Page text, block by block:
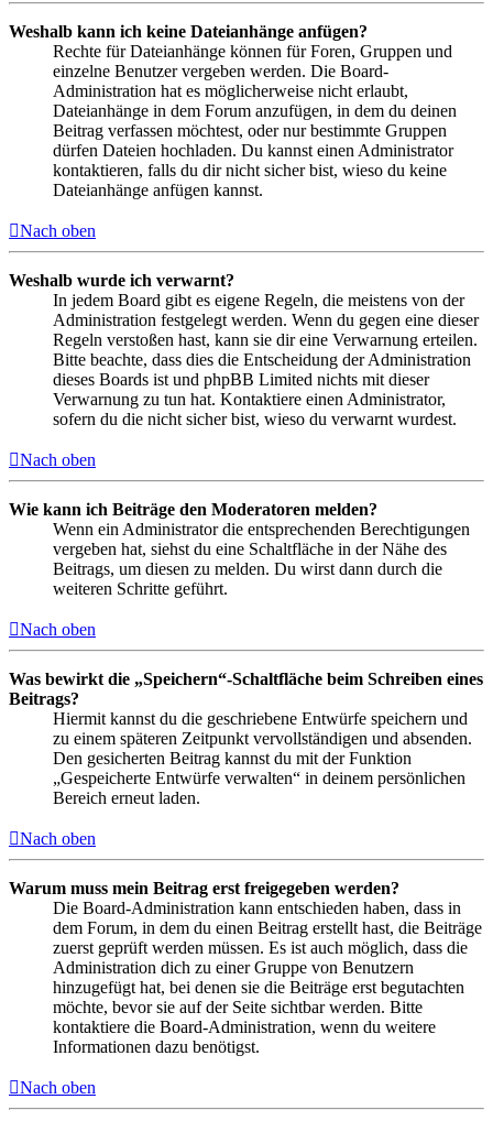
Weshalb kann ich keine Dateianhänge anfügen?
Rechte für Dateianhänge können für Foren, Gruppen und
einzelne Benutzer vergeben werden. Die Board-
Administration hat es möglicherweise nicht erlaubt,
Dateianhänge in dem Forum anzufügen, in dem du deinen
Beitrag verfassen möchtest, oder nur bestimmte Gruppen
dürfen Dateien hochladen. Du kannst einen Administrator
kontaktieren, falls du dir nicht sicher bist, wieso du keine
Dateianhänge anfügen kannst.
Nach oben
Weshalb wurde ich verwarnt?
In jedem Board gibt es eigene Regeln, die meistens von der
Administration festgelegt werden. Wenn du gegen eine dieser
Regeln verstoßen hast, kann sie dir eine Verwarnung erteilen.
Bitte beachte, dass dies die Entscheidung der Administration
dieses Boards ist und phpBB Limited nichts mit dieser
Verwarnung zu tun hat. Kontaktiere einen Administrator,
sofern du die nicht sicher bist, wieso du verwarnt wurdest.
Nach oben
Wie kann ich Beiträge den Moderatoren melden?
Wenn ein Administrator die entsprechenden Berechtigungen
vergeben hat, siehst du eine Schaltfläche in der Nähe des
Beitrags, um diesen zu melden. Du wirst dann durch die
weiteren Schritte geführt.
Nach oben
Was bewirkt die „Speichern“-Schaltfläche beim Schreiben eines
Beitrags?
Hiermit kannst du die geschriebene Entwürfe speichern und
zu einem späteren Zeitpunkt vervollständigen und absenden.
Den gesicherten Beitrag kannst du mit der Funktion
„Gespeicherte Entwürfe verwalten“ in deinem persönlichen
Bereich erneut laden.
Nach oben
Warum muss mein Beitrag erst freigegeben werden?
Die Board-Administration kann entschieden haben, dass in
dem Forum, in dem du einen Beitrag erstellt hast, die Beiträge
zuerst geprüft werden müssen. Es ist auch möglich, dass die
Administration dich zu einer Gruppe von Benutzern
hinzugefügt hat, bei denen sie die Beiträge erst begutachten
möchte, bevor sie auf der Seite sichtbar werden. Bitte
kontaktiere die Board-Administration, wenn du weitere
Informationen dazu benötigst.
Nach oben